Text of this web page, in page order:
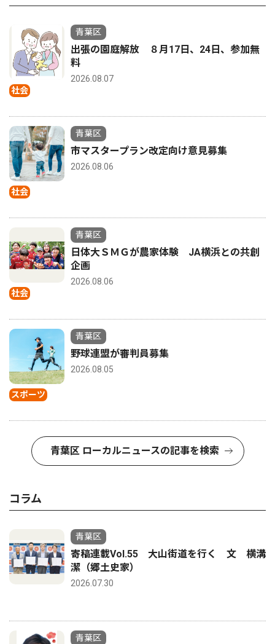
社会
青葉区
出張の園庭解放 ８月17日、24日、参加無
料
2026.08.07
社会
青葉区
市マスタープラン改定向け意見募集
2026.08.06
社会
青葉区
日体大ＳＭＧが農家体験 JA横浜との共創
企画
2026.08.06
スポーツ
青葉区
野球連盟が審判員募集
2026.08.05
青葉区 ローカルニュースの記事を検索
コラム
青葉区
寄稿連載Vol.55 大山街道を行く 文 横溝
潔（郷土史家）
2026.07.30
青葉区